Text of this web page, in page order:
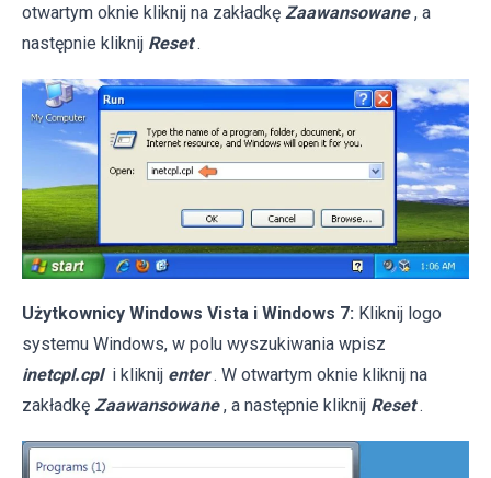
otwartym oknie kliknij na zakładkę Zaawansowane , a
następnie kliknij Reset .
Użytkownicy Windows Vista i Windows 7: Kliknij logo
systemu Windows, w polu wyszukiwania wpisz
inetcpl.cpl i kliknij enter . W otwartym oknie kliknij na
zakładkę Zaawansowane , a następnie kliknij Reset .